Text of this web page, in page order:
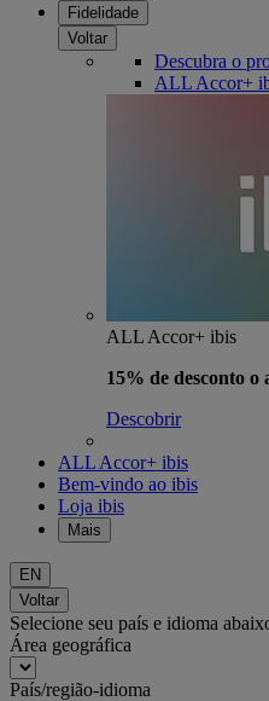
Fidelidade
Voltar
Descubra o
ALL Accor+
ALL Accor+ ibis
15% de desconto o
Descobrir
ALL Accor+ ibis
Bem-vindo ao ibis
Loja ibis
Mais
EN
Voltar
Selecione seu país e idioma
Área geográfica
País/região-idioma